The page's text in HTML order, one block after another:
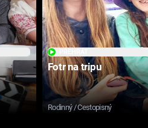
Fotr na tripu
Rodinný / Cestopisný